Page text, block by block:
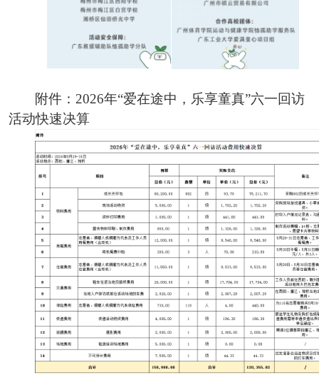
附件： 2026年“爱在途中，乐享童真”六一回访
活动快速决算